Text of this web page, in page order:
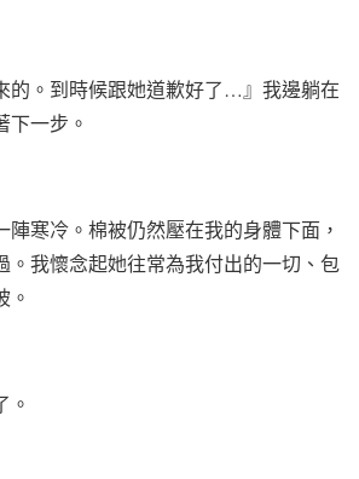
的。到時候跟她道歉好了… 』我邊躺在
下一步。
陣寒冷。棉被仍然壓在我的身體下面，
。我懷念起她往常為我付出的一切、包
。
。